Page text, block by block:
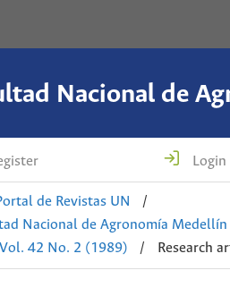
Login
de Revistas UN
/
Nacional de Agronomía Medellín
Vol. 42 No. 2 (1989) / Research